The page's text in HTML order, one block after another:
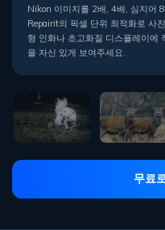
고급 AI 알고리즘으로 Repairit은
를 극적으로 향상시킵니다. 흔들린
러와 노이즈를 쉽게 제거하세요.
진실하게 살아나 Nikon 렌즈의 잠
Nikon 이미지를 2배, 4배, 심지어
Repairit의 픽셀 단위 최적화로 사
형 인화나 초고화질 디스플레이에
을 자신 있게 보여주세요.
Repairit은 자동으로 색상과 명암
톤을 살려줍니다. 파란색은 더 선
생하게 살아나 언제나 촬영 순간처
Nikon 인물 사진에 맞춘 특별한 AI
카롭게 하면서도 자연스러운 질감
하고 사실적으로 담깁니다.
무료